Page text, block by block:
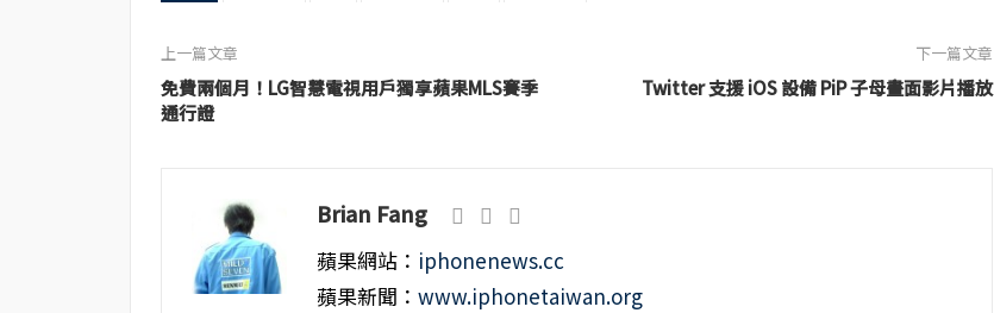
上一篇文章
免費兩個月！LG智慧電視用戶獨享蘋果MLS賽季
通行證
下一篇文章
Twitter 支援 iOS 設備 PiP 子母畫面影片播放
Brian Fang
蘋果網站： iphonenews.cc
蘋果新聞： www.iphonetaiwan.org